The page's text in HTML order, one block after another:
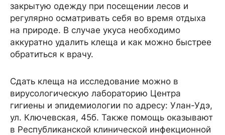
закрытую одежду при посещении лесов и
регулярно осматривать себя во время отдыха
на природе. В случае укуса необходимо
аккуратно удалить клеща и как можно быстрее
обратиться к врачу.
Сдать клеща на исследование можно в
вирусологическую лабораторию Центра
гигиены и эпидемиологии по адресу: Улан-Удэ,
ул. Ключевская, 45б. Также помощь оказывают
в Республиканской клинической инфекционной